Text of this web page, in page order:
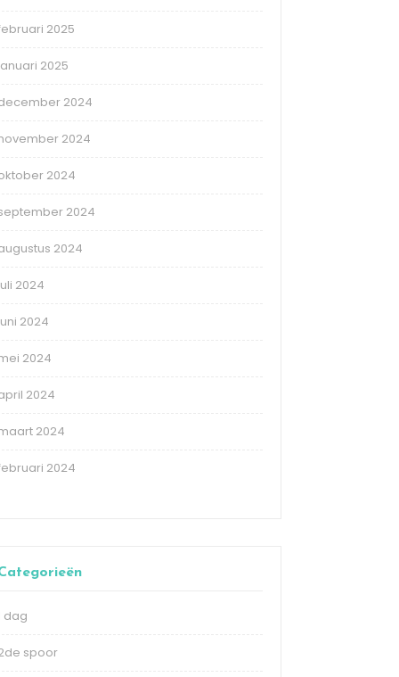
2025
2025
2024
2024
2024
2024
2024
2024
2024
2024
2024
2024
2024
dag
spoor